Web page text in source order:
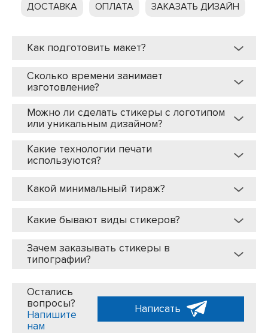
ДОСТАВКА ОПЛАТА ЗАКАЗАТЬ ДИЗАЙН
Как подготовить макет?
Сколько времени занимает
изготовление?
Можно ли сделать стикеры с логотипом
или уникальным дизайном?
Какие технологии печати
используются?
Какой минимальный тираж?
Какие бывают виды стикеров?
Зачем заказывать стикеры в
типографии?
Остались
вопросы?
Напишите
нам
Написать